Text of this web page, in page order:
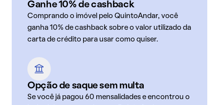
Ganhe 10% de cashback
Comprando o imóvel pelo QuintoAndar, você
ganha 10% de cashback sobre o valor utilizado da
carta de crédito para usar como quiser.
Opção de saque sem multa
Se você já pagou 60 mensalidades e encontrou o